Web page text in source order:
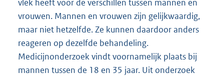
vlek heeft voor de verschillen tussen mannen en
vrouwen. Mannen en vrouwen zijn gelijkwaardig,
maar niet hetzelfde. Ze kunnen daardoor anders
reageren op dezelfde behandeling.
Medicijnonderzoek vindt voornamelijk plaats bij
mannen tussen de 18 en 35 jaar. Uit onderzoek